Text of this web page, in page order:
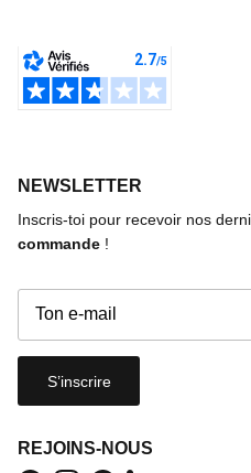
NEWSLETTER
Inscris-toi pour recevoir nos
commande !
S’inscrire
REJOINS-NOUS